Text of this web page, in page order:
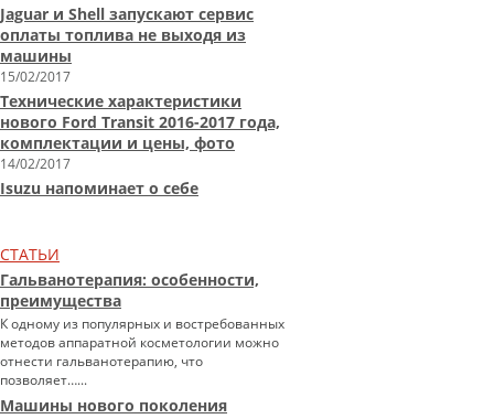
Jaguar и Shell запускают сервис
оплаты топлива не выходя из
машины
15/02/2017
Технические характеристики
нового Ford Transit 2016-2017 года,
комплектации и цены, фото
14/02/2017
Isuzu напоминает о себе
СТАТЬИ
Гальванотерапия: особенности,
преимущества
К одному из популярных и востребованных
методов аппаратной косметологии можно
отнести гальванотерапию, что
позволяет…...
Машины нового поколения